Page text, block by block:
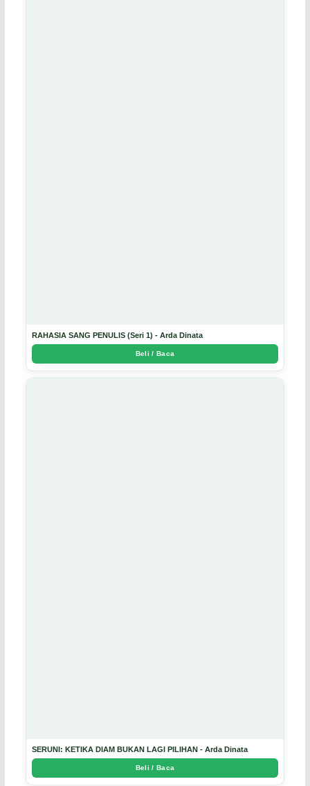
RAHASIA SANG PENULIS (Seri 1) - Arda Dinata
Beli / Baca
SERUNI: KETIKA DIAM BUKAN LAGI PILIHAN - Arda Dinata
Beli / Baca